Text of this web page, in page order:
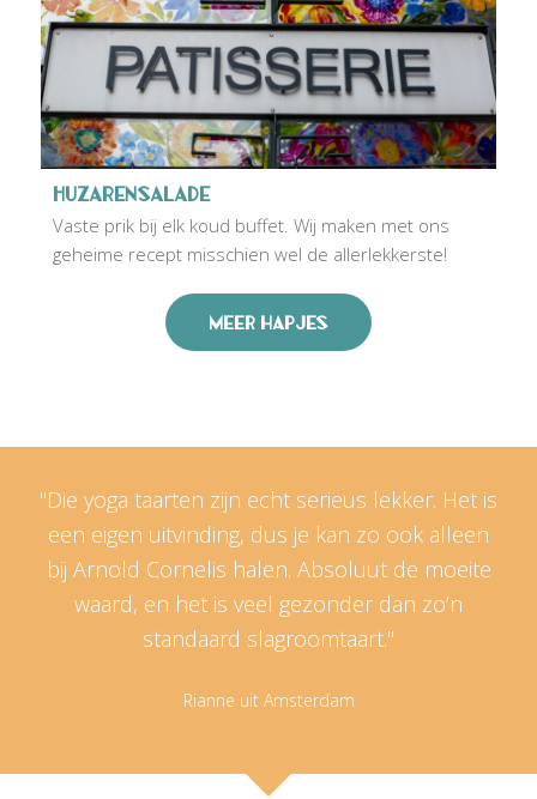
Huzarensalade
Vaste prik bij elk koud buffet. Wij maken met ons
geheime recept misschien wel de allerlekkerste!
Meer hapjes
"Die yoga taarten zijn echt serieus lekker. Het is
een eigen uitvinding, dus je kan zo ook alleen
bij Arnold Cornelis halen. Absoluut de moeite
waard, en het is veel gezonder dan zo’n
standaard slagroomtaart."
Rianne uit Amsterdam